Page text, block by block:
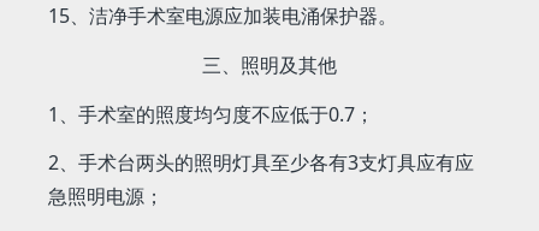
15、洁净手术室电源应加装电涌保护器。
三、照明及其他
1、手术室的照度均匀度不应低于0.7；
2、手术台两头的照明灯具至少各有3支灯具应有应
急照明电源；